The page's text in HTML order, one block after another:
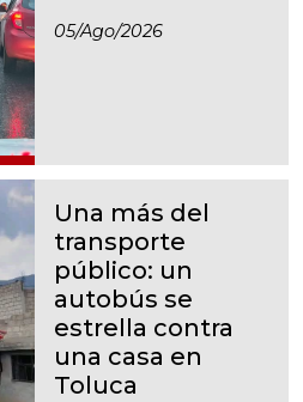
05/ago/2026
Una más del
transporte
público: un
autobús se
estrella contra
una casa en
Toluca